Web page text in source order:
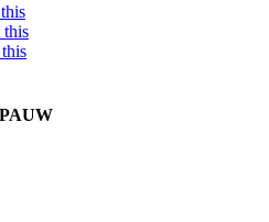
this